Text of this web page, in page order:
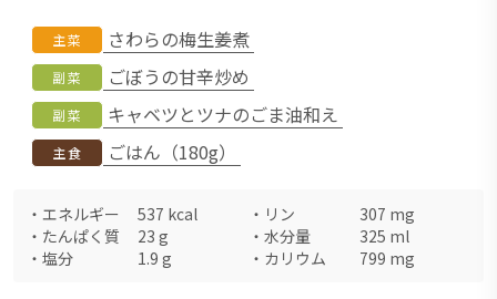
主菜 さわらの梅生姜煮
副菜 ごぼうの甘辛炒め
副菜 キャベツとツナのごま油和え
主食 ごはん（180g）
・ エネルギー 537 kcal ・ リン 307 mg
・ たんぱく質 23 g ・ 水分量 325 ml
・ 塩分 1.9 g ・ カリウム 799 mg